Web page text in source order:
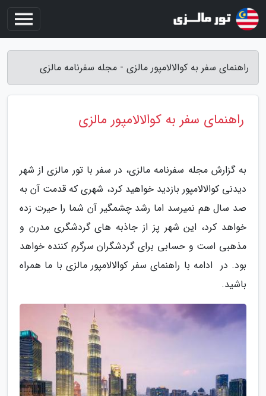
راهنمای سفر به کوالالامپور مالزی - مجله سفرنامه مالزی
راهنمای سفر به کوالالامپور مالزی
به گزارش مجله سفرنامه مالزی، در سفر با تور مالزی از شهر
دیدنی کوالالامپور بازدید خواهید کرد، شهری که قدمت آن به
صد سال هم نمیرسد اما رشد چشمگیر آن شما را حیرت زده
خواهد کرد، این شهر پز از جاذبه های گردشگری مدرن و
مذهبی است و حسابی برای گردشگران سرگرم کننده خواهد
بود. در ادامه با راهنمای سفر کوالالامپور مالزی با ما همراه
باشید.